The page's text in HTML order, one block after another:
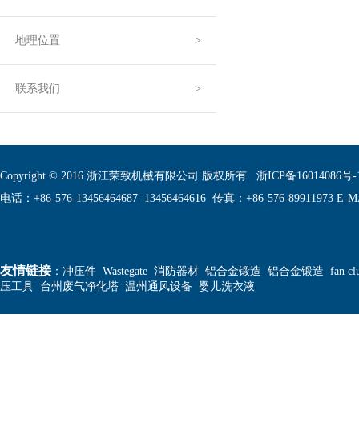
地理位置
联系我们
Copyright © 2016 浙江荣致机械有限公司 版权所有 浙ICP备16014086号-
电话：+86-576-13456464687 13456464616 传真：+86-576-89911973 E-
友情链接： 冲压件 Wastegate 消防器材 铝合金锻造 铝合金锻造 fan
压工具 台州废气净化塔 温州通风设备 婴儿洗衣液